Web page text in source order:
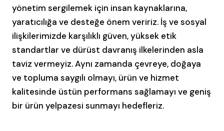
yönetim sergilemek için insan kaynaklarına,
yaratıcılığa ve desteğe önem veririz. İş ve sosyal
ilişkilerimizde karşılıklı güven, yüksek etik
standartlar ve dürüst davranış ilkelerinden asla
taviz vermeyiz. Aynı zamanda çevreye, doğaya
ve topluma saygılı olmayı, ürün ve hizmet
kalitesinde üstün performans sağlamayı ve geniş
bir ürün yelpazesi sunmayı hedefleriz.